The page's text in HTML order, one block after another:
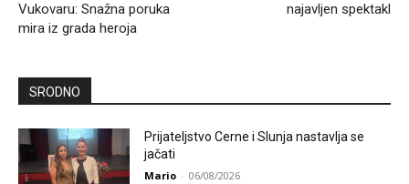
Vukovaru: Snažna poruka
mira iz grada heroja
najavljen spektakl
SRODNO
Prijateljstvo Cerne i Slunja nastavlja se
jačati
Mario - 06/08/2026